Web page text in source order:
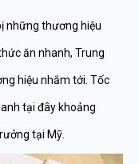
những thương hiệu
ăn nhanh, Trung
hiệu nhắm tới. Tốc
tại đây khoảng
tại Mỹ.